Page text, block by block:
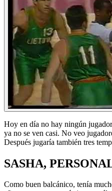
Hoy en día no hay ningún
ya no se ven casi. No veo
Después jugaría también tres
SASHA,
Como buen balcánico, tenía